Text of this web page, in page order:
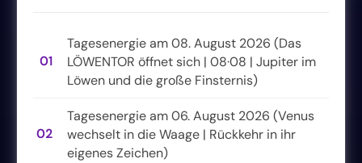
01
Tagesenergie am 08. August 2026 (Das
LÖWENTOR öffnet sich | 08·08 | Jupiter im
Löwen und die große Finsternis)
02
Tagesenergie am 06. August 2026 (Venus
wechselt in die Waage | Rückkehr in ihr
eigenes Zeichen)